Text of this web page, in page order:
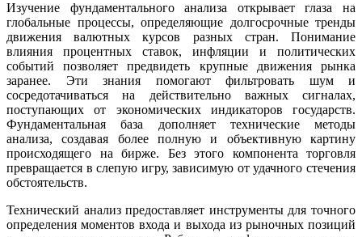
Изучение фундаментального анализа открывает глаза на
глобальные процессы, определяющие долгосрочные тренды
движения валютных курсов разных стран. Понимание
влияния процентных ставок, инфляции и политических
событий позволяет предвидеть крупные движения рынка
заранее. Эти знания помогают фильтровать шум и
сосредотачиваться на действительно важных сигналах,
поступающих от экономических индикаторов государств.
Фундаментальная база дополняет технические методы
анализа, создавая более полную и объективную картину
происходящего на бирже. Без этого компонента торговля
превращается в слепую игру, зависимую от удачного стечения
обстоятельств.
Технический анализ предоставляет инструменты для точного
определения моментов входа и выхода из рыночных позиций